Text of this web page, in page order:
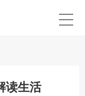
读生活